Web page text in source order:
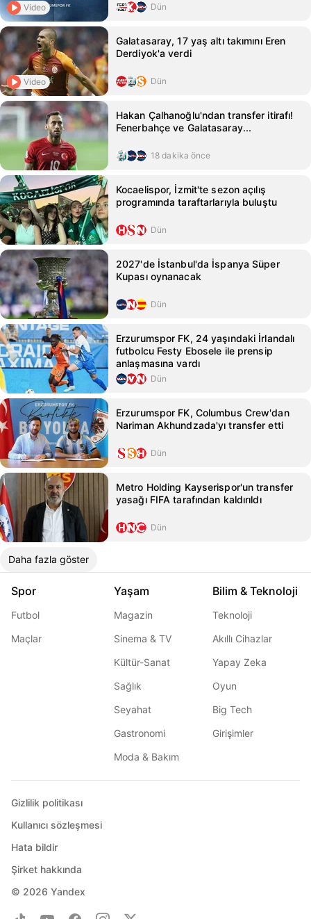
Video Dün
Video
Galatasaray, 17 yaş altı takımını Eren
Derdiyok'a verdi
Dün
Hakan Çalhanoğlu'ndan transfer itirafı!
Fenerbahçe ve Galatasaray...
18 dakika önce
Kocaelispor, İzmit'te sezon açılış
programında taraftarlarıyla buluştu
Dün
2027'de İstanbul'da İspanya Süper
Kupası oynanacak
Dün
Erzurumspor FK, 24 yaşındaki İrlandalı
futbolcu Festy Ebosele ile prensip
anlaşmasına vardı
Dün
Erzurumspor FK, Columbus Crew'dan
Nariman Akhundzada'yı transfer etti
Dün
Metro Holding Kayserispor'un transfer
yasağı FIFA tarafından kaldırıldı
Dün
Daha fazla göster
Spor
Futbol
Maçlar
Yaşam
Magazin
Sinema & TV
Kültür-Sanat
Sağlık
Seyahat
Gastronomi
Moda & Bakım
Bilim & Teknoloji
Teknoloji
Akıllı Cihazlar
Yapay Zeka
Oyun
Big Tech
Girişimler
© 2026 Yandex
Gizlilik politikası
Kullanıcı sözleşmesi
Hata bildir
Şirket hakkında